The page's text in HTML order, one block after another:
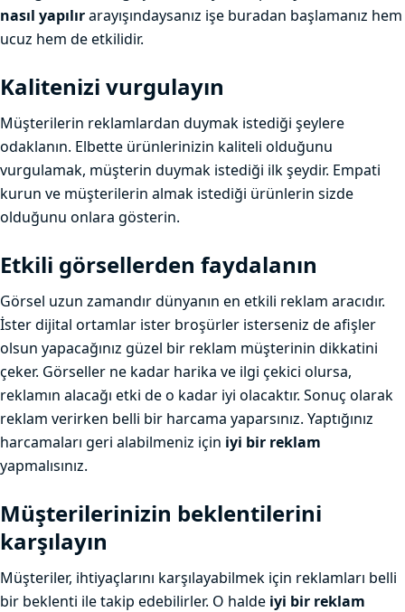
nasıl yapılırarayışındaysanız işe buradan başlamanız hem
ucuz hem de etkilidir.
Kalitenizi vurgulayın
Müşterilerin reklamlardan duymak istediği şeylere
odaklanın. Elbette ürünlerinizin kaliteli olduğunu
vurgulamak, müşterin duymak istediği ilk şeydir. Empati
kurun ve müşterilerin almak istediği ürünlerin sizde
olduğunu onlara gösterin.
Etkili görsellerden faydalanın
Görsel uzun zamandır dünyanın en etkili reklam aracıdır.
İster dijital ortamlar ister broşürler isterseniz de afişler
olsun yapacağınız güzel bir reklam müşterinin dikkatini
çeker. Görseller ne kadar harika ve ilgi çekici olursa,
reklamın alacağı etki de o kadar iyi olacaktır. Sonuç olarak
reklam verirken belli bir harcama yaparsınız. Yaptığınız
harcamaları geri alabilmeniz için iyi bir reklam
yapmalısınız.
Müşterilerinizin beklentilerini
karşılayın
Müşteriler, ihtiyaçlarını karşılayabilmek için reklamları belli
bir beklenti ile takip edebilirler. O halde iyi bir reklam